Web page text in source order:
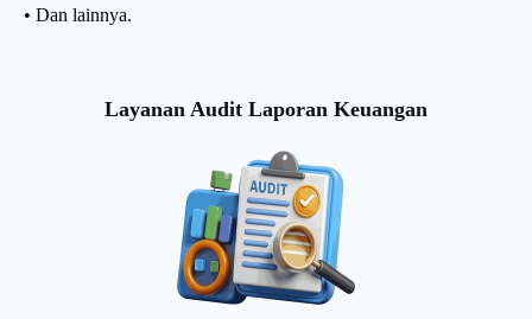
• Dan lainnya.
Layanan Audit Laporan Keuangan